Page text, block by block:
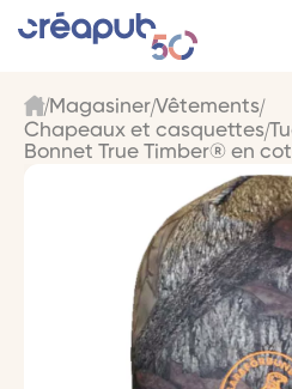
Magasiner Vêtements
Chapeaux et casquettes
Bonnet True Timber® en